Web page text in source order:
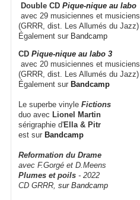
Double CD Pique-nique au labo
avec 29 musiciennes et musiciens
(GRRR, dist. Les Allumés du Jazz)
Également sur Bandcamp
CD Pique-nique au labo 3
avec 20 musiciennes et musiciens
(GRRR, dist. Les Allumés du Jazz)
Également sur Bandcamp
Le superbe vinyle Fictions
duo avec Lionel Martin
sérigraphie d'Ella & Pitr
est sur Bandcamp
Reformation du Drame
avec F.Gorgé et D.Meens
Plumes et poils - 2022
CD GRRR, sur Bandcamp